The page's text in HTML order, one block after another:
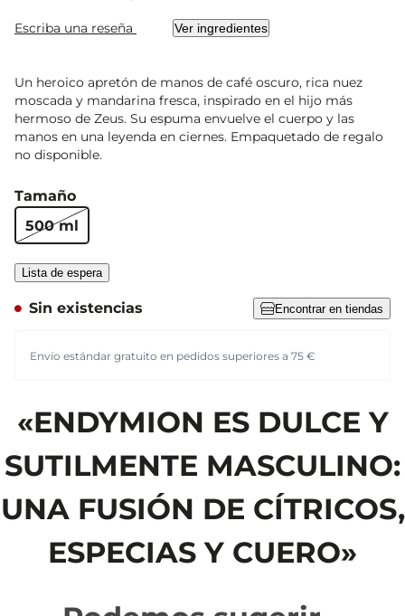
Escriba una reseña Ver ingredientes
Un heroico apretón de manos de café oscuro, rica nuez
moscada y mandarina fresca, inspirado en el hijo más
hermoso de Zeus. Su espuma envuelve el cuerpo y las
manos en una leyenda en ciernes. Empaquetado de regalo
no disponible.
Tamaño
500 ml
Lista de espera
Sin existencias Encontrar en tiendas
Envío estándar gratuito en pedidos superiores a 75 €
«ENDYMION ES DULCE Y
SUTILMENTE MASCULINO:
UNA FUSIÓN DE CÍTRICOS,
ESPECIAS Y CUERO»